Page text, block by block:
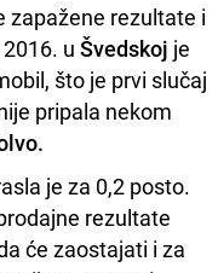
zapažene rezultate i
u Švedskoj je
što je prvi slučaj
pripala nekom
je za 0,2 posto.
rezultate
će zaostajati i za